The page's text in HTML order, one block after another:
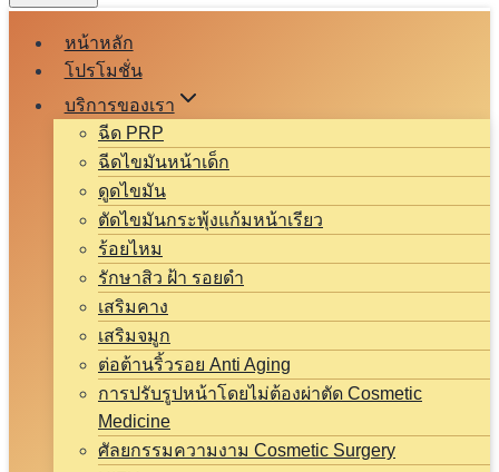
หน้าหลัก
โปรโมชั่น
บริการของเรา
ฉีด PRP
ฉีดไขมันหน้าเด็ก
ดูดไขมัน
ตัดไขมันกระพุ้งแก้มหน้าเรียว
ร้อยไหม
รักษาสิว ฝ้า รอยดำ
เสริมคาง
เสริมจมูก
ต่อต้านริ้วรอย Anti Aging
การปรับรูปหน้าโดยไม่ต้องผ่าตัด Cosmetic
Medicine
ศัลยกรรมความงาม Cosmetic Surgery